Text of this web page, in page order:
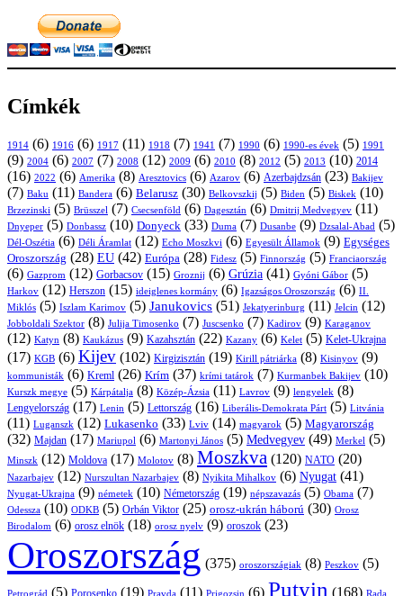
Címkék
1914 (6) 1916 (6) 1917 (11) 1918 (7) 1941 (7) 1990 (6) 1990-es évek (5) 1991
(9) 2004 (6) 2007 (7) 2008 (12) 2009 (6) 2010 (8) 2012 (5) 2013 (10) 2014
(16) 2022 (6) Amerika (8) Aresztovics (6) Azarov (6) Azerbajdzsán (23) Bakijev
(7) Baku (11) Bandera (6) Belarusz (30) Belkovszkij (5) Biden (5) Biskek (10)
Brzezinski (5) Brüsszel (7) Csecsenföld (6) Dagesztán (6) Dmitrij Medvegyev (11)
Dnyeper (5) Donbassz (10) Donyeck (33) Duma (7) Dusanbe (9) Dzsalal-Abad (5)
Dél-Oszétia (6) Déli Áramlat (12) Echo Moszkvi (6) Egyesült Államok (9) Egységes
Oroszország (28) EU (42) Európa (28) Fidesz (5) Finnország (5) Franciaország
(6) Gazprom (12) Gorbacsov (15) Groznij (6) Grúzia (41) Gyóni Gábor (5)
Harkov (12) Herszon (15) ideiglenes kormány (6) Igazságos Oroszország (6) II.
Miklós (5) Iszlam Karimov (5) Janukovics (51) Jekatyerinburg (11) Jelcin (12)
Jobboldali Szektor (8) Julija Timosenko (7) Juscsenko (7) Kadirov (9) Karaganov
(12) Katyn (8) Kaukázus (9) Kazahsztán (22) Kazany (6) Kelet (5) Kelet-Ukrajna
(17) KGB (6) Kijev (102) Kirgizisztán (19) Kirill pátriárka (8) Kisinyov (9)
kommunisták (6) Kreml (26) Krím (37) krími tatárok (7) Kurmanbek Bakijev (10)
Kurszk megye (5) Kárpátalja (8) Közép-Ázsia (11) Lavrov (9) lengyelek (8)
Lengyelország (17) Lenin (5) Lettország (16) Liberális-Demokrata Párt (5) Litvánia
(11) Luganszk (12) Lukasenko (33) Lviv (14) magyarok (5) Magyarország
(32) Majdan (17) Mariupol (6) Martonyi János (5) Medvegyev (49) Merkel (5)
Minszk (12) Moldova (17) Molotov (8) Moszkva (120) NATO (20)
Nazarbajev (12) Nurszultan Nazarbajev (8) Nyikita Mihalkov (6) Nyugat (41)
Nyugat-Ukrajna (9) németek (10) Németország (19) népszavazás (5) Obama (7)
Odessza (10) ODKB (5) Orbán Viktor (25) orosz-ukrán háború (30) Orosz
Birodalom (6) orosz elnök (18) orosz nyelv (9) oroszok (23)
Oroszország (375) oroszországiak (8) Peszkov (5)
(5) (19) Pravda (11) Prigozsin (6) Putyin (168) Rada